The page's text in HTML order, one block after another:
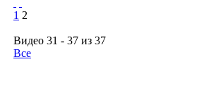
1 2
Видео 31 - 37 из 37
Все